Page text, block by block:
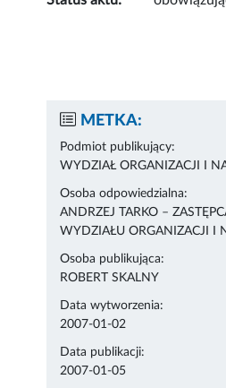
METKA:
Podmiot publikujący:
WYDZIAŁ ORGANIZACJI I
Osoba odpowiedzialna:
ANDRZEJ TARKO –
WYDZIAŁU ORGANIZACJI I
Osoba publikująca:
ROBERT SKALNY
Data wytworzenia:
2007-01-02
Data publikacji:
2007-01-05